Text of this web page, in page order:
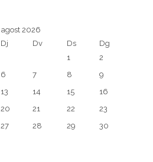
agost 2026
Dj Dv Ds
Dg
1
2
6 7 8
9
13 14 15
16
20 21 22
23
27 28 29
30